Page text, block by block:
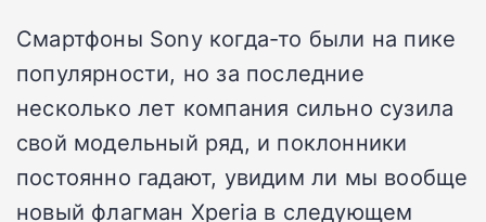
Смартфоны Sony когда-то были на пике
популярности, но за последние
несколько лет компания сильно сузила
свой модельный ряд, и поклонники
постоянно гадают, увидим ли мы вообще
новый флагман Xperia в следующем